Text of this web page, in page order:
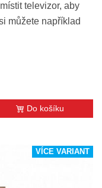
televizor, aby
můžete například
Do košíku
VÍCE VARIANT